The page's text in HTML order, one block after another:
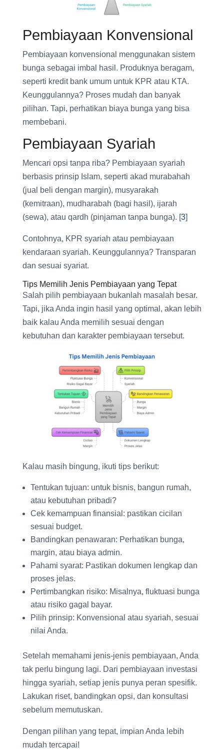
Pembiayaan Konvensional
Pembiayaan konvensional menggunakan sistem
bunga sebagai imbal hasil. Produknya beragam,
seperti kredit bank umum untuk KPR atau KTA.
Keunggulannya? Proses mudah dan banyak
pilihan. Tapi, perhatikan biaya bunga yang bisa
membebani.
Pembiayaan Syariah
Mencari opsi tanpa riba? Pembiayaan syariah
berbasis prinsip Islam, seperti akad murabahah
(jual beli dengan margin), musyarakah
(kemitraan), mudharabah (bagi hasil), ijarah
(sewa), atau qardh (pinjaman tanpa bunga). [3]
Contohnya, KPR syariah atau pembiayaan
kendaraan syariah. Keunggulannya? Transparan
dan sesuai syariat.
Tips Memilih Jenis Pembiayaan yang Tepat
Salah pilih pembiayaan bukanlah masalah besar.
Tapi, jika Anda ingin hasil yang optimal, akan lebih
baik kalau Anda memilih sesuai dengan
kebutuhan dan karakter pembiayaan tersebut.
Kalau masih bingung, ikuti tips berikut:
Tentukan tujuan: untuk bisnis, bangun rumah,
atau kebutuhan pribadi?
Cek kemampuan finansial: pastikan cicilan
sesuai budget.
Bandingkan penawaran: Perhatikan bunga,
margin, atau biaya admin.
Pahami syarat: Pastikan dokumen lengkap dan
proses jelas.
Pertimbangkan risiko: Misalnya, fluktuasi bunga
atau risiko gagal bayar.
Pilih prinsip: Konvensional atau syariah, sesuai
nilai Anda.
Setelah memahami jenis-jenis pembiayaan, Anda
tak perlu bingung lagi. Dari pembiayaan investasi
hingga syariah, setiap jenis punya peran spesifik.
Lakukan riset, bandingkan opsi, dan konsultasi
sebelum memutuskan.
Dengan pilihan yang tepat, impian Anda lebih
mudah tercapai!